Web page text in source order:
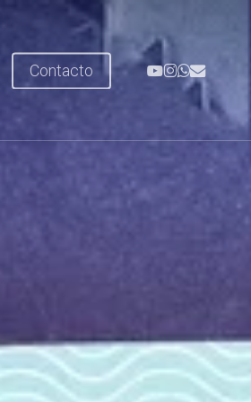
Contacto youtube
instagram
whatsapp
email